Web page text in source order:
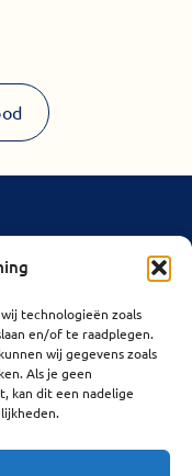
technologieën zoals
en/of te raadplegen.
wij gegevens zoals
Als je geen
kan dit een nadelige
Adres
Sint-jansplein
1
2550 Kontich